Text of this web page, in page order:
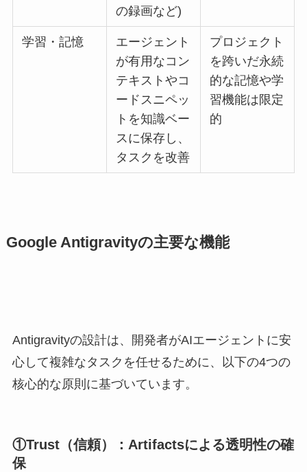
の録画など)
学習・記憶
エージェント
が有用なコン
テキストやコ
ードスニペッ
トを知識ベー
スに保存し、
タスクを改善
プロジェクト
を跨いだ永続
的な記憶や学
習機能は限定
的
Google Antigravityの主要な機能
Antigravityの設計は、開発者がAIエージェントに安
心して複雑なタスクを任せるために、以下の4つの
核心的な原則に基づいています。
①Trust（信頼）：Artifactsによる透明性の確
保